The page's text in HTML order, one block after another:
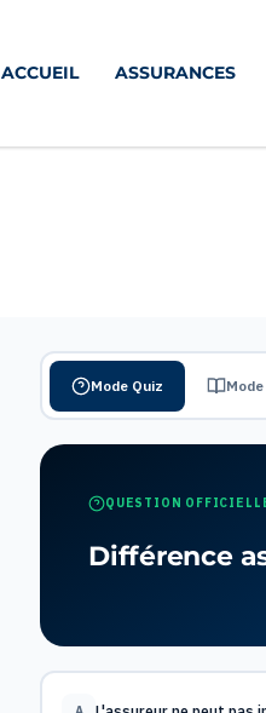
ACCUEIL ASSURANCES
Mode Quiz
QUESTION
Différence